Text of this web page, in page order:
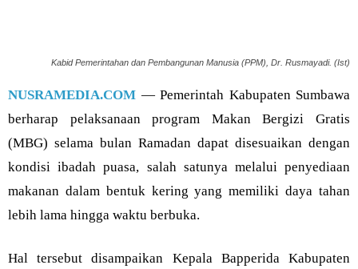
Kabid Pemerintahan dan Pembangunan Manusia (PPM), Dr. Rusmayadi. (Ist)
NUSRAMEDIA.COM — Pemerintah Kabupaten Sumbawa
berharap pelaksanaan program Makan Bergizi Gratis
(MBG) selama bulan Ramadan dapat disesuaikan dengan
kondisi ibadah puasa, salah satunya melalui penyediaan
makanan dalam bentuk kering yang memiliki daya tahan
lebih lama hingga waktu berbuka.
Hal tersebut disampaikan Kepala Bapperida Kabupaten